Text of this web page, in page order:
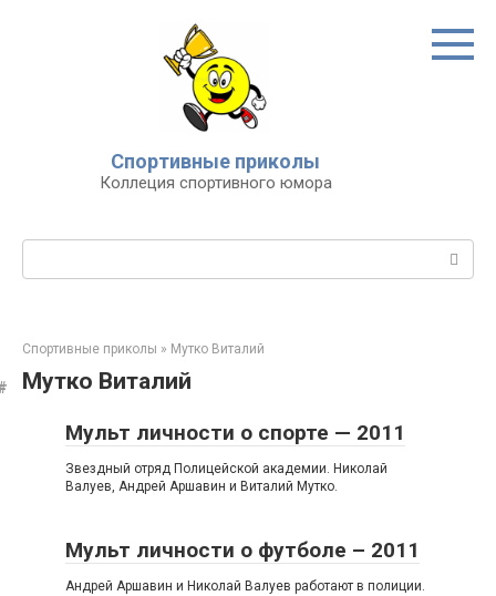
Спортивные приколы
Коллеция спортивного юмора
Спортивные приколы » Мутко Виталий
Мутко Виталий
Мульт личности о спорте — 2011
Звездный отряд Полицейской академии. Николай
Валуев, Андрей Аршавин и Виталий Мутко.
Мульт личности о футболе – 2011
Андрей Аршавин и Николай Валуев работают в полиции.